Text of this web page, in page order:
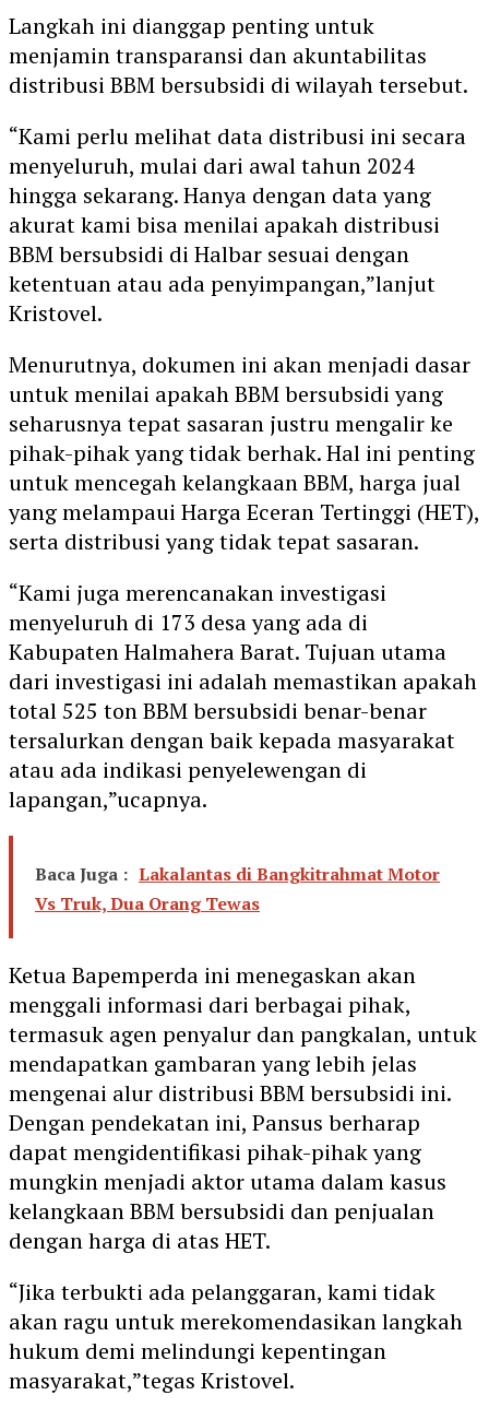
Langkah ini dianggap penting untuk
menjamin transparansi dan akuntabilitas
distribusi BBM bersubsidi di wilayah tersebut.
“Kami perlu melihat data distribusi ini secara
menyeluruh, mulai dari awal tahun 2024
hingga sekarang. Hanya dengan data yang
akurat kami bisa menilai apakah distribusi
BBM bersubsidi di Halbar sesuai dengan
ketentuan atau ada penyimpangan,”lanjut
Kristovel.
Menurutnya, dokumen ini akan menjadi dasar
untuk menilai apakah BBM bersubsidi yang
seharusnya tepat sasaran justru mengalir ke
pihak-pihak yang tidak berhak. Hal ini penting
untuk mencegah kelangkaan BBM, harga jual
yang melampaui Harga Eceran Tertinggi (HET),
serta distribusi yang tidak tepat sasaran.
“Kami juga merencanakan investigasi
menyeluruh di 173 desa yang ada di
Kabupaten Halmahera Barat. Tujuan utama
dari investigasi ini adalah memastikan apakah
total 525 ton BBM bersubsidi benar-benar
tersalurkan dengan baik kepada masyarakat
atau ada indikasi penyelewengan di
lapangan,”ucapnya.
Baca Juga : Lakalantas di Bangkitrahmat Motor
Vs Truk, Dua Orang Tewas
Ketua Bapemperda ini menegaskan akan
menggali informasi dari berbagai pihak,
termasuk agen penyalur dan pangkalan, untuk
mendapatkan gambaran yang lebih jelas
mengenai alur distribusi BBM bersubsidi ini.
Dengan pendekatan ini, Pansus berharap
dapat mengidentifikasi pihak-pihak yang
mungkin menjadi aktor utama dalam kasus
kelangkaan BBM bersubsidi dan penjualan
dengan harga di atas HET.
“Jika terbukti ada pelanggaran, kami tidak
akan ragu untuk merekomendasikan langkah
hukum demi melindungi kepentingan
masyarakat,”tegas Kristovel.